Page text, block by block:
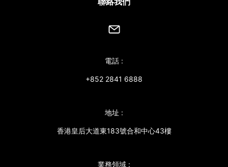
電話 :
+852 2841 6888
地址 :
香港皇后大道東183號合和中心43樓
業務領域 :